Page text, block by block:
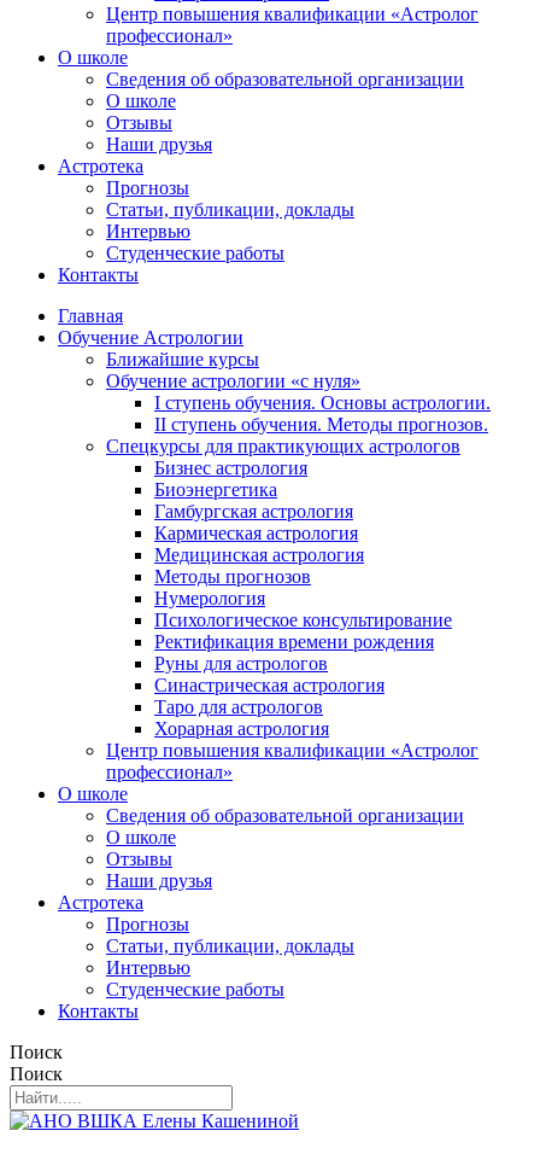
Центр повышения квалификации «Астролог
профессионал»
О школе
Сведения об образовательной организации
О школе
Отзывы
Наши друзья
Астротека
Прогнозы
Статьи, публикации, доклады
Интервью
Студенческие работы
Контакты
Главная
Обучение Астрологии
Ближайшие курсы
Обучение астрологии «с нуля»
I ступень обучения. Основы астрологии.
II ступень обучения. Методы прогнозов.
Спецкурсы для практикующих астрологов
Бизнес астрология
Биоэнергетика
Гамбургская астрология
Кармическая астрология
Медицинская астрология
Методы прогнозов
Нумерология
Психологическое консультирование
Ректификация времени рождения
Руны для астрологов
Синастрическая астрология
Таро для астрологов
Хорарная астрология
Центр повышения квалификации «Астролог
профессионал»
О школе
Сведения об образовательной организации
О школе
Отзывы
Наши друзья
Астротека
Прогнозы
Статьи, публикации, доклады
Интервью
Студенческие работы
Контакты
Поиск
Поиск